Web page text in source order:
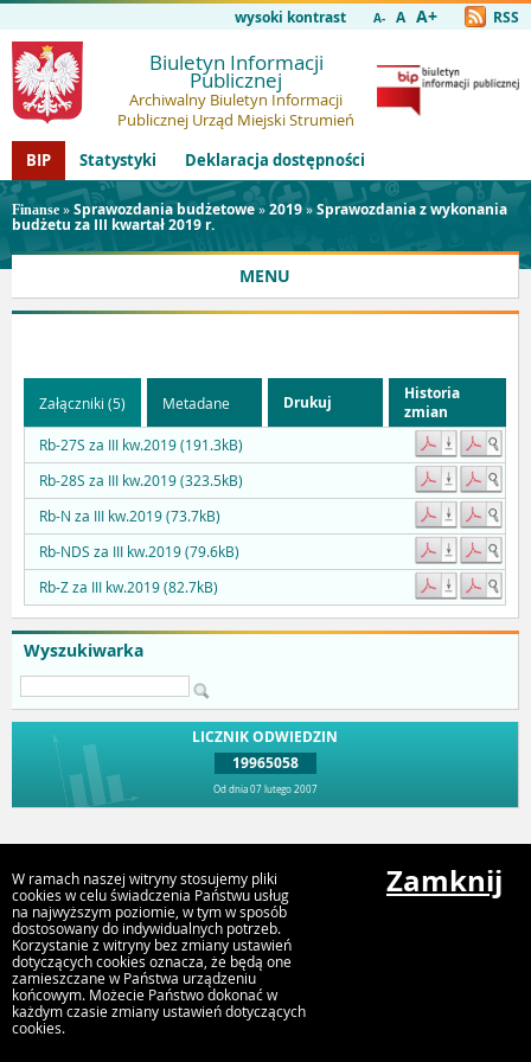
wysoki kontrast A- A A+ RSS
Biuletyn Informacji
Publicznej
Archiwalny Biuletyn Informacji
Publicznej Urząd Miejski Strumień
BIP
Statystyki Deklaracja dostępności
Finanse »Sprawozdania budżetowe»2019»Sprawozdania z wykonania
budżetu za III kwartał 2019 r.
MENU
Wyszukiwarka
LICZNIK ODWIEDZIN
19965058
Od dnia 07 lutego 2007
Załączniki (5) Metadane Drukuj
Historia
zmian
Rb-27S za III kw.2019 (191.3kB)
Rb-28S za III kw.2019 (323.5kB)
Rb-N za III kw.2019 (73.7kB)
Rb-NDS za III kw.2019 (79.6kB)
Rb-Z za III kw.2019 (82.7kB)
Przejdź do góry
Urząd Miejski Strumień
ul. Rynek 4, 43-246 Strumień
W ramach naszej witryny stosujemy pliki
cookies w celu świadczenia Państwu usług
na najwyższym poziomie, w tym w sposób
dostosowany do indywidualnych potrzeb.
Korzystanie z witryny bez zmiany ustawień
dotyczących cookies oznacza, że będą one
zamieszczane w Państwa urządzeniu
końcowym. Możecie Państwo dokonać w
każdym czasie zmiany ustawień dotyczących
cookies.
Zamknij